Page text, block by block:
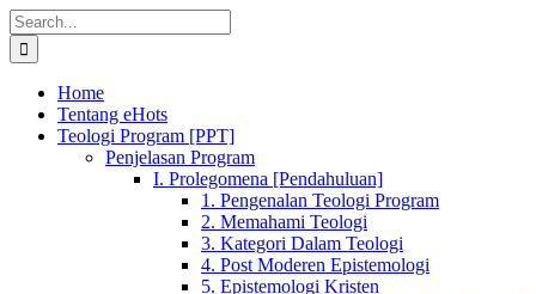
Skip
to
content
Search
for:
Home
Tentang eHots
Teologi Program [PPT]
Penjelasan Program
I. Prolegomena [Pendahuluan]
1. Pengenalan Teologi Program
2. Memahami Teologi
3. Kategori Dalam Teologi
4. Post Moderen Epistemologi
5. Epistemologi Kristen